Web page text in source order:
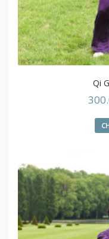
Qi